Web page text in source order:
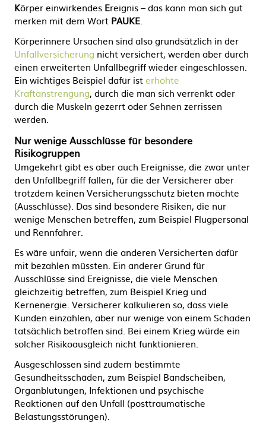
Körper einwirkendes Ereignis – das kann man sich gut
merken mit dem Wort PAUKE.
Körperinnere Ursachen sind also grundsätzlich in der
Unfallversicherung nicht versichert, werden aber durch
einen erweiterten Unfallbegriff wieder eingeschlossen.
Ein wichtiges Beispiel dafür isterhöhte
Kraftanstrengung, durch die man sich verrenkt oder
durch die Muskeln gezerrt oder Sehnen zerrissen
werden.
Nur wenige Ausschlüsse für besondere
Risikogruppen
Umgekehrt gibt es aber auch Ereignisse, die zwar unter
den Unfallbegriff fallen, für die der Versicherer aber
trotzdem keinen Versicherungsschutz bieten möchte
(Ausschlüsse). Das sind besondere Risiken, die nur
wenige Menschen betreffen, zum Beispiel Flugpersonal
und Rennfahrer.
Es wäre unfair, wenn die anderen Versicherten dafür
mit bezahlen müssten. Ein anderer Grund für
Ausschlüsse sind Ereignisse, die viele Menschen
gleichzeitig betreffen, zum Beispiel Krieg und
Kernenergie. Versicherer kalkulieren so, dass viele
Kunden einzahlen, aber nur wenige von einem Schaden
tatsächlich betroffen sind. Bei einem Krieg würde ein
solcher Risikoausgleich nicht funktionieren.
Ausgeschlossen sind zudem bestimmte
Gesundheitsschäden, zum Beispiel Bandscheiben,
Organblutungen, Infektionen und psychische
Reaktionen auf den Unfall (posttraumatische
Belastungsstörungen).